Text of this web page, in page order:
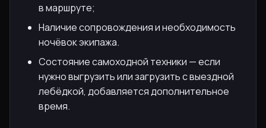
в маршруте;
Наличие сопровождения и необходимость
ночёвок экипажа.
Состояние самоходной техники — если
нужно выгрузить или загрузить с выездной
лебёдкой, добавляется дополнительное
время.